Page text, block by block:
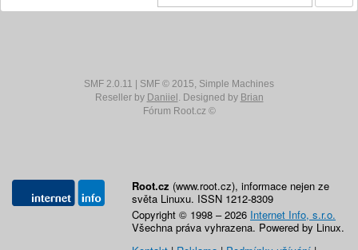
SMF 2.0.11 SMF © 2015, Simple Machines
Reseller by Daniiel . Designed by Brian
Fórum Root.cz ©
Root.cz (www.root.cz), informace nejen ze
světa Linuxu. ISSN 1212-8309
Copyright © 1998 – 2026 Internet Info, s.r.o.
Všechna práva vyhrazena. Powered by Linux.